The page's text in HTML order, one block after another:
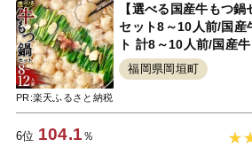
PR:楽天ふるさと納税
【選べる国産牛もつ
セット8～10人前/国産
ト 計8～10人前/国産
ンセット 8～12人前 も
ホルモン ちゃんぽん
福岡県岡垣町
6位 104.1 ％